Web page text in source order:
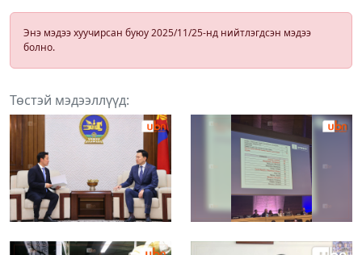
Энэ мэдээ хуучирсан буюу 2025/11/25-нд нийтлэгдсэн мэдээ
болно.
Төстэй мэдээллүүд: